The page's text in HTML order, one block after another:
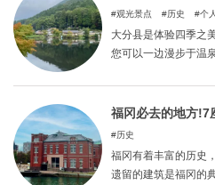
观光景点 历史 个
大分县是体验四季之美的
您可以一边漫步于温
景，享受可爱而时尚
独行女性游客的理想
心，养精蓄锐，而不必担心被
福冈必去的地方!7
历史
福冈有着丰富的历史
遗留的建筑是福冈的